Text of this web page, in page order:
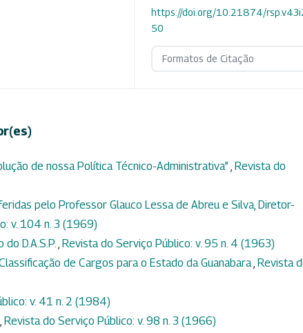
https://doi.org/10.21874/
50
Formatos de Citação
de nossa Política Técnico-Administrativa” , Revista do
pelo Professor Glauco Lessa de Abreu e Silva, Diretor-
v. 104 n. 3 (1969)
D.A.S.P., Revista do Serviço Público: v. 95 n. 4 (1963)
de Cargos para o Estado da Guanabara, Revista
v. 41 n. 2 (1984)
, Revista do Serviço Público: v. 98 n. 3 (1966)